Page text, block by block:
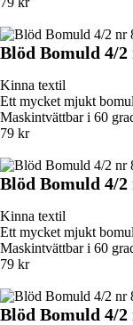
Blöd Bomuld 4/
Kinna textil
Ett mycket mjukt
Maskintvättbar i 60
79 kr
Blöd Bomuld 4/2
Kinna textil
Ett mycket mjukt
Maskintvättbar i 60
79 kr
Blöd Bomuld 4/